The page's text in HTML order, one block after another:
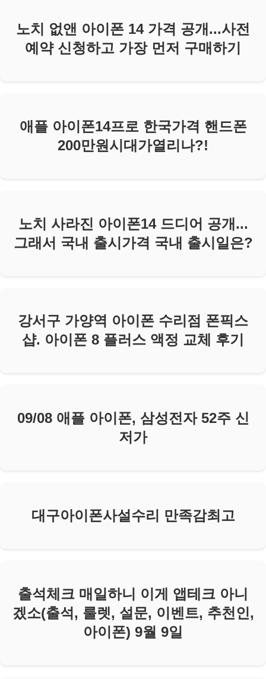
노치 없앤 아이폰 14 가격 공개...사전
예약 신청하고 가장 먼저 구매하기
애플 아이폰14프로 한국가격 핸드폰
200만원시대가열리나?!
노치 사라진 아이폰14 드디어 공개...
그래서 국내 출시가격 국내 출시일은?
강서구 가양역 아이폰 수리점 폰픽스
샵. 아이폰 8 플러스 액정 교체 후기
09/08 애플 아이폰, 삼성전자 52주 신
저가
대구아이폰사설수리 만족감최고
출석체크 매일하니 이게 앱테크 아니
겠소(출석, 룰렛, 설문, 이벤트, 추천인,
아이폰) 9월 9일